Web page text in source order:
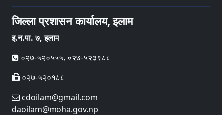
जिल्ला प्रशासन कार्यालय, इलाम
इ‍‍‍‌.न.पा. ७, इलाम
०२७-५२०५५५, ०२७-५२३९८८
०२७-५२०१८८
cdoilam@gmail.com
daoilam@moha.gov.np